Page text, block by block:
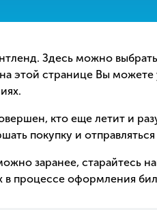
Здесь можно
этой странице Вы можете
кто еще летит и
покупку и отправляться
заранее, старайтесь
в процессе оформления